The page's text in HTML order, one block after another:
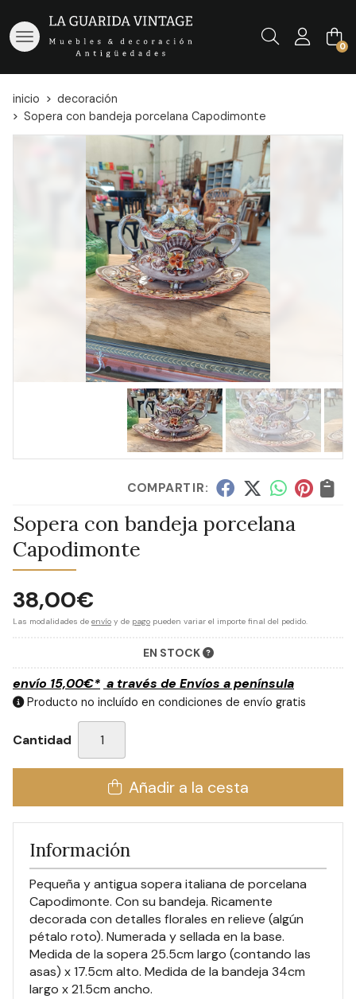
Buscar 0
inicio
decoración
Sopera con bandeja porcelana Capodimonte
COMPARTIR:
Sopera con bandeja porcelana
Capodimonte
38,00€
Las modalidades de envío y de pago pueden variar el importe final del pedido.
EN STOCK
envío 15,00€* a través de Envíos a península
Producto no incluído en condiciones de envío gratis
Cantidad
Añadir a la cesta
Información
Pequeña y antigua sopera italiana de porcelana
Capodimonte. Con su bandeja. Ricamente
decorada con detalles florales en relieve (algún
pétalo roto). Numerada y sellada en la base.
Medida de la sopera 25.5cm largo (contando las
asas) x 17.5cm alto. Medida de la bandeja 34cm
largo x 21.5cm ancho.